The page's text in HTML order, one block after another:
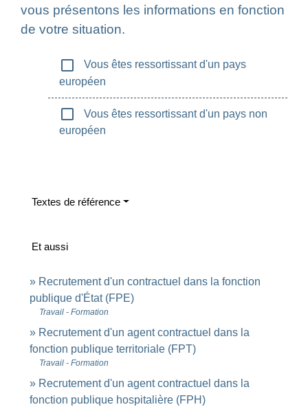
vous présentons les informations en fonction
de votre situation.
check_box_outline_blank
Vous êtes ressortissant d'un pays
européen
check_box_outline_blank
Vous êtes ressortissant d'un pays non
européen
Textes de référence
Et aussi
Recrutement d'un contractuel dans la fonction
publique d'État (FPE)
Travail - Formation
Recrutement d'un agent contractuel dans la
fonction publique territoriale (FPT)
Travail - Formation
Recrutement d'un agent contractuel dans la
fonction publique hospitalière (FPH)